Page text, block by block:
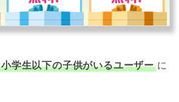
小学生以下の子供がいるユーザー に